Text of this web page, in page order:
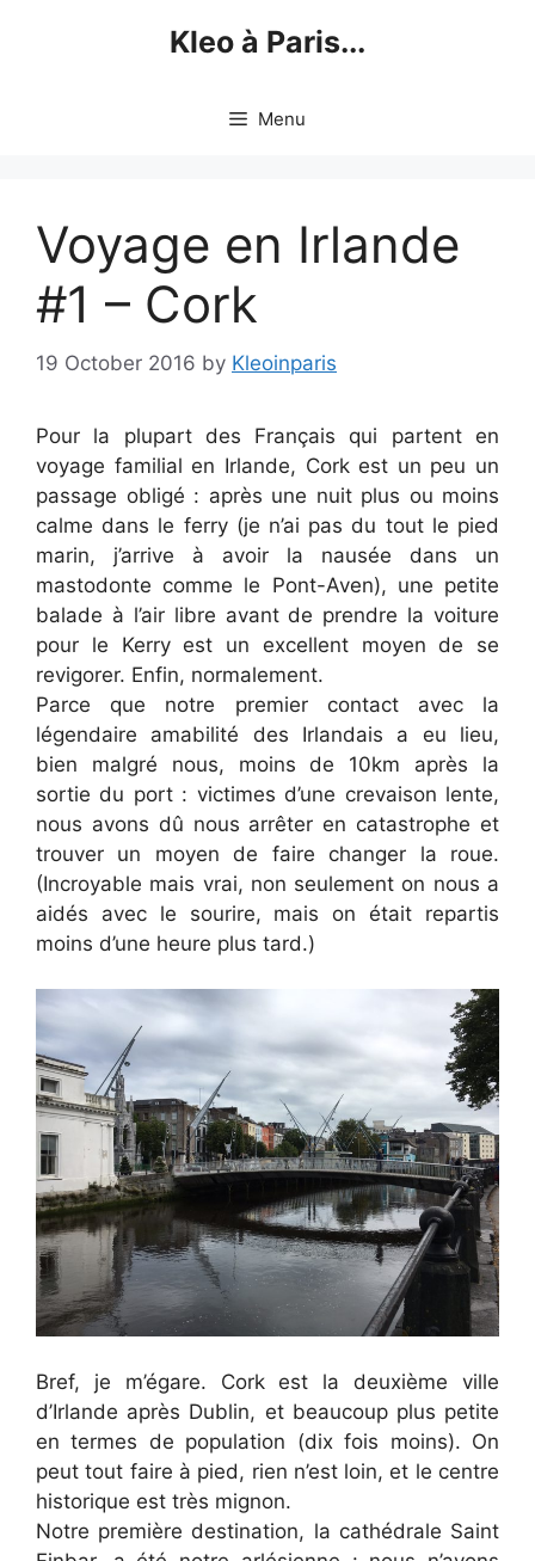
Kleo à Paris...
Menu
Voyage en Irlande
#1 – Cork
19 October 2016 by Kleoinparis
Pour la plupart des Français qui partent en
voyage familial en Irlande, Cork est un peu un
passage obligé : après une nuit plus ou moins
calme dans le ferry (je n’ai pas du tout le pied
marin, j’arrive à avoir la nausée dans un
mastodonte comme le Pont-Aven), une petite
balade à l’air libre avant de prendre la voiture
pour le Kerry est un excellent moyen de se
revigorer. Enfin, normalement.
Parce que notre premier contact avec la
légendaire amabilité des Irlandais a eu lieu,
bien malgré nous, moins de 10km après la
sortie du port : victimes d’une crevaison lente,
nous avons dû nous arrêter en catastrophe et
trouver un moyen de faire changer la roue.
(Incroyable mais vrai, non seulement on nous a
aidés avec le sourire, mais on était repartis
moins d’une heure plus tard.)
Bref, je m’égare. Cork est la deuxième ville
d’Irlande après Dublin, et beaucoup plus petite
en termes de population (dix fois moins). On
peut tout faire à pied, rien n’est loin, et le centre
historique est très mignon.
Notre première destination, la cathédrale Saint